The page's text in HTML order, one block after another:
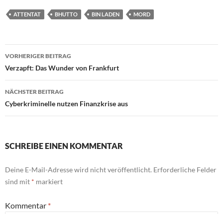
ATTENTAT BHUTTO BIN LADEN MORD
Beitragsnavigation
VORHERIGER BEITRAG
Verzapft: Das Wunder von Frankfurt
NÄCHSTER BEITRAG
Cyberkriminelle nutzen Finanzkrise aus
SCHREIBE EINEN KOMMENTAR
Deine E-Mail-Adresse wird nicht veröffentlicht. Erforderliche Felder
sind mit * markiert
Kommentar *